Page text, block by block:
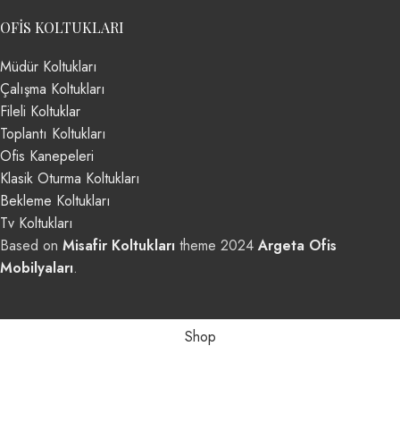
OFIS KOLTUKLARI
Müdür Koltukları
Çalışma Koltukları
Fileli Koltuklar
Toplantı Koltukları
Ofis Kanepeleri
Klasik Oturma Koltukları
Bekleme Koltukları
Tv Koltukları
Based on Misafir Koltukları theme 2024Argeta Ofis
Mobilyaları.
Shop